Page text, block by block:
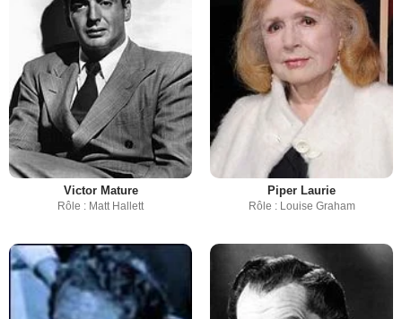
Victor Mature
Rôle : Matt Hallett
Piper Laurie
Rôle : Louise Graham